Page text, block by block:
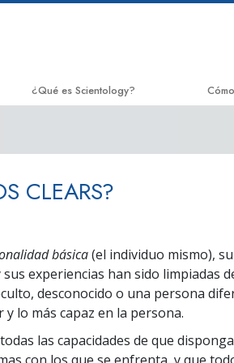
¿Qué es Scientology?
Qué dicen los scientologists acerca de
Dentro de una Iglesia
Los Principios Básicos de Scientology
Una introducción a Dianética
La
CLEARS?
básica(el individuo mismo), su
experiencias han sido limpiadas
desconocido o una persona
lo más capaz en la persona.
las capacidades de que